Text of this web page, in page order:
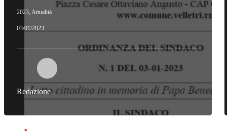
2023, Attualità
03/01/2023
Redazione